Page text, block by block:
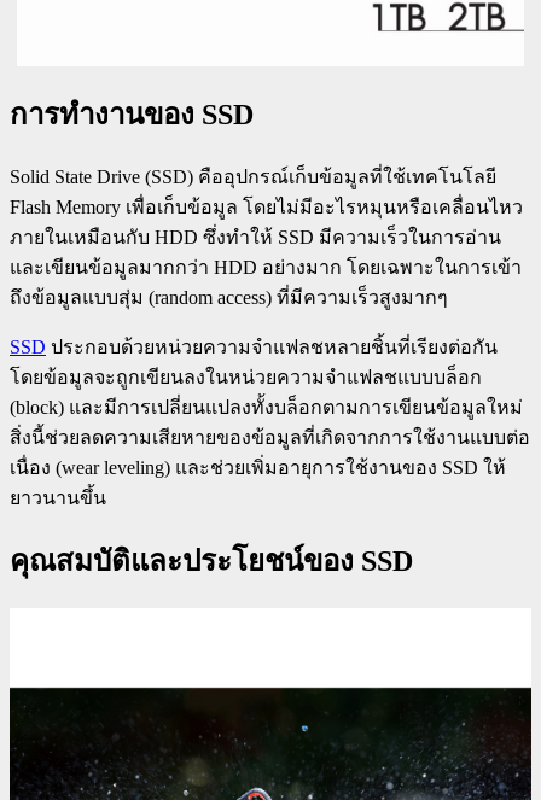
การทำงานของ SSD
Solid State Drive (SSD) คืออุปกรณ์เก็บข้อมูลที่ใช้เทคโนโลยี
Flash Memory เพื่อเก็บข้อมูล โดยไม่มีอะไรหมุนหรือเคลื่อนไหว
ภายในเหมือนกับ HDD ซึ่งทำให้ SSD มีความเร็วในการอ่าน
และเขียนข้อมูลมากกว่า HDD อย่างมาก โดยเฉพาะในการเข้า
ถึงข้อมูลแบบสุ่ม (random access) ที่มีความเร็วสูงมากๆ
SSD ประกอบด้วยหน่วยความจำแฟลชหลายชิ้นที่เรียงต่อกัน
โดยข้อมูลจะถูกเขียนลงในหน่วยความจำแฟลชแบบบล็อก
(block) และมีการเปลี่ยนแปลงทั้งบล็อกตามการเขียนข้อมูลใหม่
สิ่งนี้ช่วยลดความเสียหายของข้อมูลที่เกิดจากการใช้งานแบบต่อ
เนื่อง (wear leveling) และช่วยเพิ่มอายุการใช้งานของ SSD ให้
ยาวนานขึ้น
คุณสมบัติและประโยชน์ของ SSD